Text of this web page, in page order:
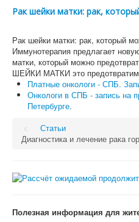
Рак шейки матки: рак,
Рак шейки матки: рак, который
Иммунотерапия предлагает
матки, который можно
ШЕЙКИ МАТКИ это
Платные онкологи - СПБ.
Онкологи в СПБ - запись на
Петербурге.
Статьи
Диагностика и лечение рака
Полезная информация для